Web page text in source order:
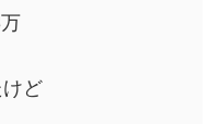
ど